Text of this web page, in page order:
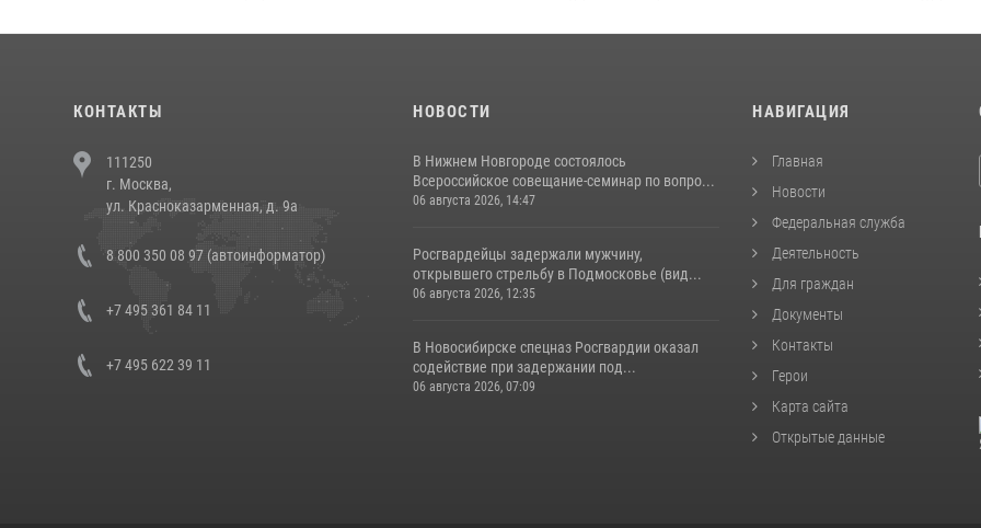
КОНТАКТЫ
111250
г. Москва,
ул. Красноказарменная, д. 9а
8 800 350 08 97 (автоинформатор)
+7 495 361 84 11
+7 495 622 39 11
НОВОСТИ
В Нижнем Новгороде состоялось
Всероссийское совещание-семинар по вопро...
06 августа 2026, 14:47
Росгвардейцы задержали мужчину,
открывшего стрельбу в Подмосковье (вид...
06 августа 2026, 12:35
В Новосибирске спецназ Росгвардии оказал
содействие при задержании под...
06 августа 2026, 07:09
НАВИГАЦИЯ
Главная
Новости
Федеральная служба
Деятельность
Для граждан
Документы
Контакты
Герои
Карта сайта
Открытые данные